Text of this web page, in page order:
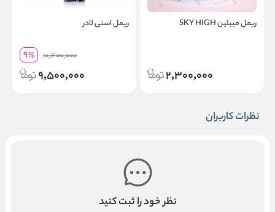
ریمل میبلین SKY HIGH
2,300,000
ریمل استی لادر
10,400,000
9%
9,500,000
نظرات کاربران
نظر خود را ثبت کنید